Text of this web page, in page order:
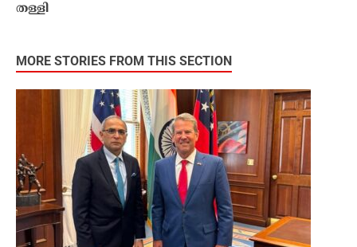
തള്ളി
MORE STORIES FROM THIS SECTION